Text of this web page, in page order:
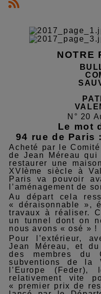
NOTRE
N° 20
Le mot
94 rue de Paris
Acheté par le
de Jean Méreau qui
restaurer une
XVIème siècle à
Paris va pouvoir
l’aménagement de
Au départ cela
« déraisonnable »,
travaux à réaliser.
un tunnel dont on
nous avons « osé » !
Pour l’extérieur,
Jean Méreau,
et du
des membres
subventions de
l’Europe
relativement vite
« premier prix de